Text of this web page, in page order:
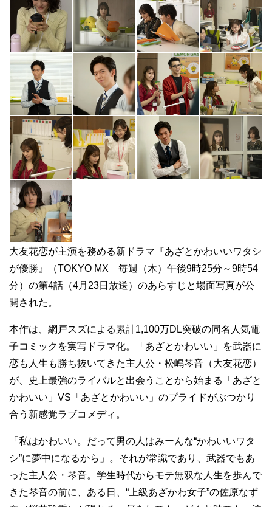
大友花恋が主演を務める新ドラマ『あざとかわいいワタシ
が優勝』（TOKYO MX 毎週（木）午後9時25分～9時54
分）の第4話（4月23日放送）のあらすじと場面写真が公
開された。
本作は、網戸スズによる累計1,100万DL突破の同名人気電
子コミックを実写ドラマ化。「あざとかわいい」を武器に
恋も人生も勝ち抜いてきた主人公・松嶋琴音（大友花恋）
が、史上最強のライバルと出会うことから始まる「あざと
かわいい」VS「あざとかわいい」のプライドがぶつかり
合う新感覚ラブコメディ。
「私はかわいい。だって男の人はみーんな“かわいいワタ
シ”に夢中になるから」。それが常識であり、武器でもあ
った主人公・琴音。学生時代からモテ無双な人生を歩んで
きた琴音の前に、ある日、“上級あざかわ女子”の佐原なず